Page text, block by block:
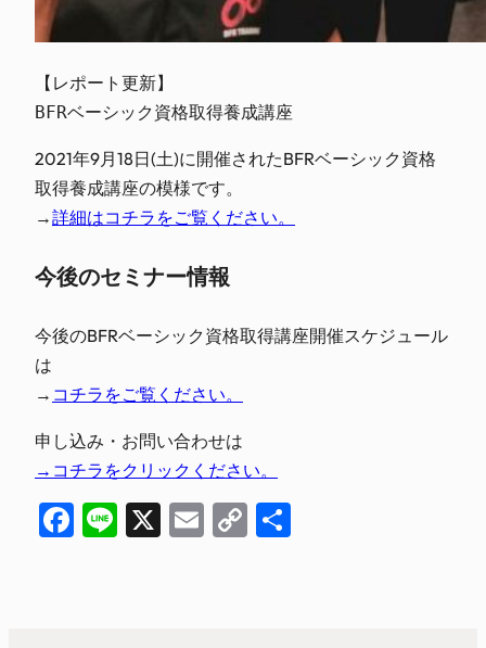
【レポート更新】
BFRベーシック資格取得養成講座
2021年9月18日(土)に開催されたBFRベーシック資格
取得養成講座の模様です。
→詳細はコチラをご覧ください。
今後のセミナー情報
今後のBFRベーシック資格取得講座開催スケジュール
は
→ コチラをご覧ください。
申し込み・お問い合わせは
→コチラをクリックください。
Facebook
Line
X EmailCopy